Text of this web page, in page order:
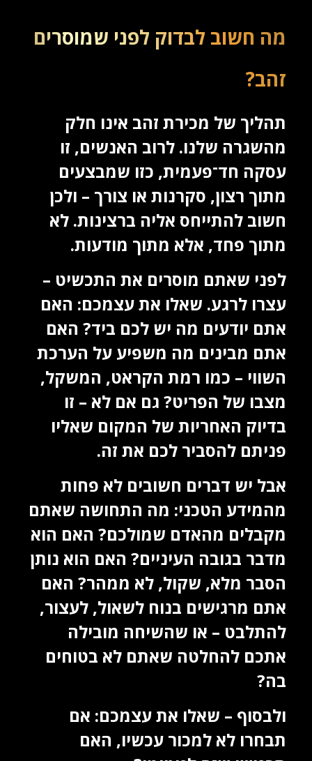
מה חשוב לבדוק לפני שמוסרים
זהב?
תהליך של מכירת זהב אינו חלק
מהשגרה שלנו. לרוב האנשים, זו
עסקה חד־פעמית, כזו שמבצעים
מתוך רצון, סקרנות או צורך – ולכן
חשוב להתייחס אליה ברצינות. לא
מתוך פחד, אלא מתוך מודעות.
לפני שאתם מוסרים את התכשיט –
עצרו לרגע. שאלו את עצמכם: האם
אתם יודעים מה יש לכם ביד? האם
אתם מבינים מה משפיע על הערכת
השווי – כמו רמת הקראט, המשקל,
מצבו של הפריט? גם אם לא – זו
בדיוק האחריות של המקום שאליו
פניתם להסביר לכם את זה.
אבל יש דברים חשובים לא פחות
מהמידע הטכני: מה התחושה שאתם
מקבלים מהאדם שמולכם? האם הוא
מדבר בגובה העיניים? האם הוא נותן
הסבר מלא, שקול, לא ממהר? האם
אתם מרגישים בנוח לשאול, לעצור,
להתלבט – או שהשיחה מובילה
אתכם להחלטה שאתם לא בטוחים
בה?
ולבסוף – שאלו את עצמכם: אם
תבחרו לא למכור עכשיו, האם